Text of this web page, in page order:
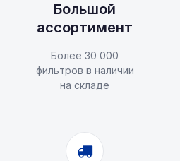
Большой
ассортимент
Более 30 000
фильтров в наличии
на складе